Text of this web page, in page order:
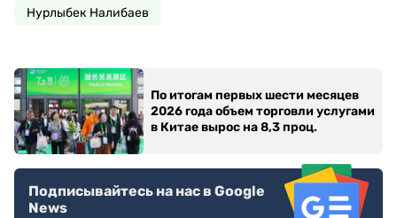
Нурлыбек Налибаев
По итогам первых шести месяцев
2026 года объем торговли услугами
в Китае вырос на 8,3 проц.
Подписывайтесь на нас в Google
News